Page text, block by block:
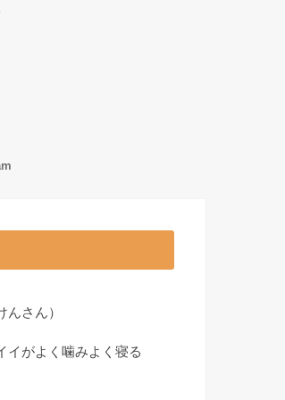
さん）
イがよく噛みよく寝る